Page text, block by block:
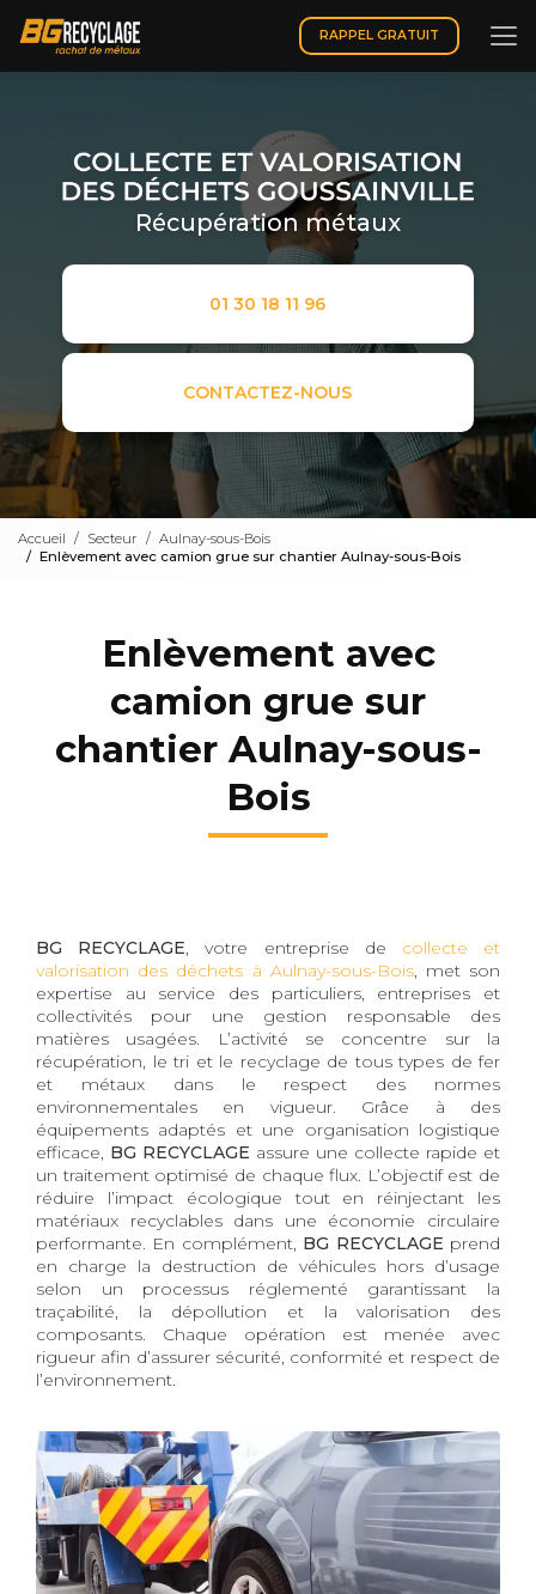
contenu
principal
RAPPEL GRATUIT
Récupération métaux
01 30 18 11 96
CONTACTEZ-NOUS
Accueil Secteur
Aulnay-sous-Bois
Enlèvement avec camion grue sur chantier Aulnay-sous-Bois
Enlèvement avec
camion grue sur
chantier Aulnay-sous-
Bois
BG RECYCLAGE, votre entreprise de collecte et
valorisation des déchets à Aulnay-sous-Bois, met son
expertise au service des particuliers, entreprises et
collectivités pour une gestion responsable des
matières usagées. L’activité se concentre sur la
récupération, le tri et le recyclage de tous types de fer
et métaux dans le respect des normes
environnementales en vigueur. Grâce à des
équipements adaptés et une organisation logistique
efficace, BG RECYCLAGE assure une collecte rapide et
un traitement optimisé de chaque flux. L’objectif est de
réduire l’impact écologique tout en réinjectant les
matériaux recyclables dans une économie circulaire
performante. En complément, BG RECYCLAGE prend
en charge la destruction de véhicules hors d’usage
selon un processus réglementé garantissant la
traçabilité, la dépollution et la valorisation des
composants. Chaque opération est menée avec
rigueur afin d’assurer sécurité, conformité et respect de
l’environnement.